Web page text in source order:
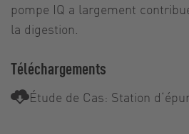
pompe IQ a largement
la digestion.
Téléchargements
Étude de Cas: Station